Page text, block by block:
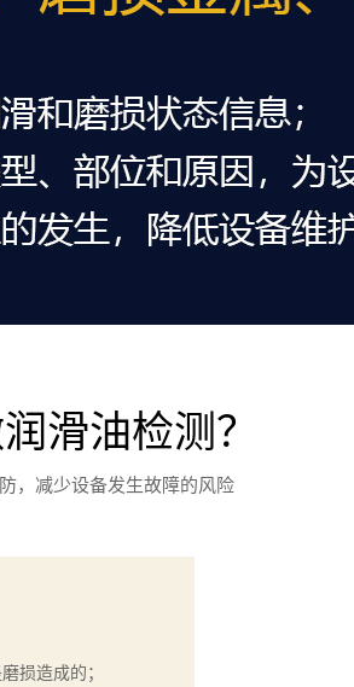
滑油检测？
，减少设备发生故障的风险
损造成的；